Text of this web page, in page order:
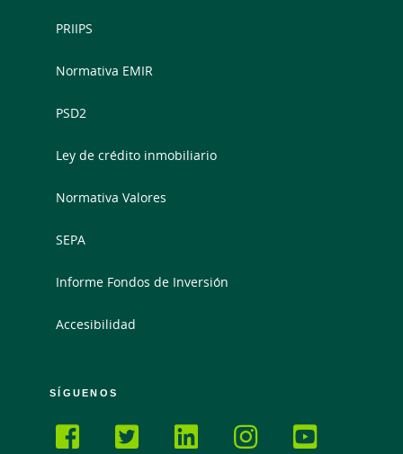
PRIIPS
Normativa EMIR
PSD2
Ley de crédito inmobiliario
Normativa Valores
SEPA
Informe Fondos de Inversión
Accesibilidad
SÍGUENOS